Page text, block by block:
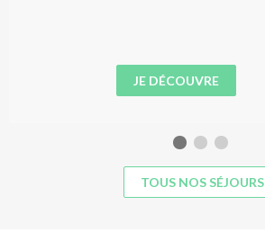
JE DÉCOUVRE
TOUS NOS SÉJOURS